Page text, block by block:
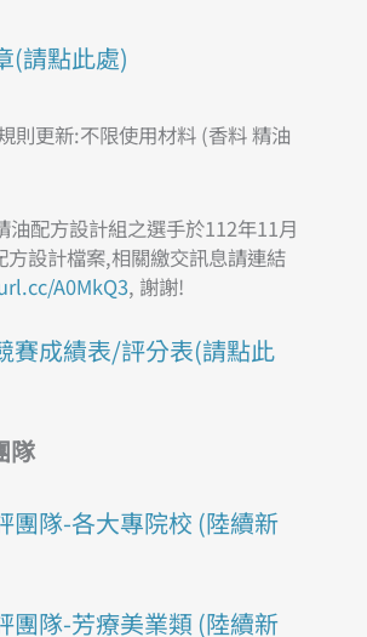
(請點此處)
則更新:不限使用材料 (香料 精油
油配方設計組之選手於112年11月
方設計檔案,相關繳交訊息請連結
A0MkQ3, 謝謝!
賽成績表/評分表(請點此
隊
團隊-各大專院校 (陸續新
團隊-芳療美業類 (陸續新